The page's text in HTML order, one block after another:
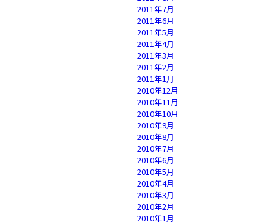
2011年7月
2011年6月
2011年5月
2011年4月
2011年3月
2011年2月
2011年1月
2010年12月
2010年11月
2010年10月
2010年9月
2010年8月
2010年7月
2010年6月
2010年5月
2010年4月
2010年3月
2010年2月
2010年1月